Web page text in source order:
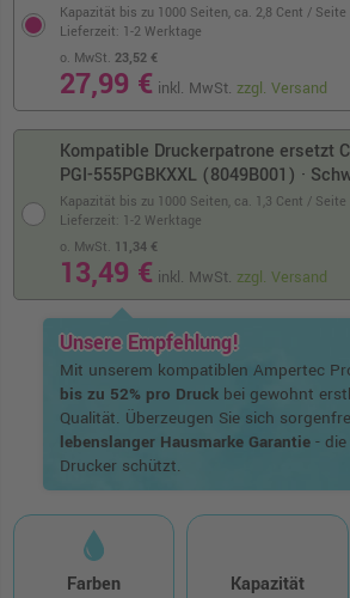
Kapazität bis zu 1000 Seiten, ca. 2,8 Cent / Seite
o. MwSt. 23,52 €
27,99 € inkl. MwSt.zzgl. Versand
Lieferzeit: 1-2 Werktage
Kompatible Druckerpatrone ersetzt
PGI-555PGBKXXL (8049B001) ·
Kapazität bis zu 1000 Seiten, ca. 1,3 Cent /
o. MwSt. 11,34 €
13,49 € inkl. MwSt. zzgl. Versand
Lieferzeit: 1-2 Werktage
Unsere Empfehlung!
Mit unserem kompatiblen Ampertec
bis zu 52% pro Druckbei gewohnt
Qualität. Überzeugen Sie sich
lebenslanger Hausmarke Garantie- die
Drucker schützt.
Farben Kapazität